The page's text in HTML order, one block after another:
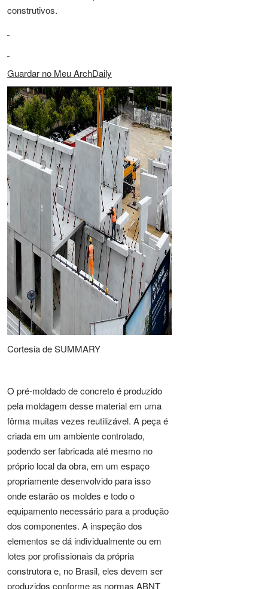
construtivos.
Guardar no Meu ArchDaily
Cortesia de SUMMARY
O pré-moldado de concreto é produzido
pela moldagem desse material em uma
fôrma muitas vezes reutilizável. A peça é
criada em um ambiente controlado,
podendo ser fabricada até mesmo no
próprio local da obra, em um espaço
propriamente desenvolvido para isso
onde estarão os moldes e todo o
equipamento necessário para a produção
dos componentes. A inspeção dos
elementos se dá individualmente ou em
lotes por profissionais da própria
construtora e, no Brasil, eles devem ser
produzidos conforme as normas ABNT